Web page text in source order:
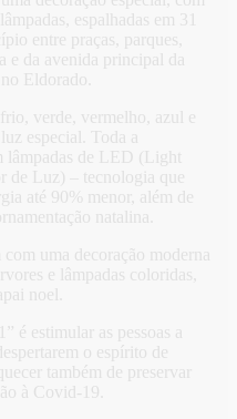
espalhadas em 31
entre praças, parques,
e da avenida principal da
Eldorado.
verde, vermelho, azul e
especial. Toda a
lâmpadas de LED (Light
de Luz) – tecnologia que
até 90% menor, além de
natalina.
com uma decoração moderna
e lâmpadas coloridas,
noel.
é estimular as pessoas a
o espírito de
também de preservar
à Covid-19.